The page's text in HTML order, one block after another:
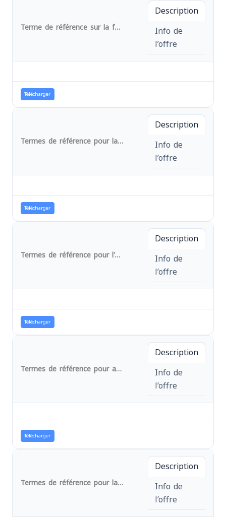
Terme de référence sur la fourniture des matériels et équipements d'une structure médicale CH. Réf. N° 029/URG/AA/MEDEOR/AFPDE/2024
Description
Info de
l’offre
Télécharger
Termes de référence pour la fourniture des fiches sanitaires pour les structures des zones de santé de Lemera et Ruzizi au Sud-Kivu en RDC. Projet : " 6100186 BMZ-ÜH" . Réf. N° 036/RES/BMZ/MEDEOR/AFPDE/2024
Description
Info de
l’offre
Télécharger
Termes de référence pour l'acquisition d'un moulin et une décortiqueuse pour la transformation des produits agricoles dans le projet : " 6100186 BMZ-ÜH ". Réf. N° 032/RES/BMZ/MEDEOR/AFPDE/2024
Description
Info de
l’offre
Télécharger
Termes de référence pour achat de cinqs motos tout terrain avec accessoires pour protection pour le projet d'urgence 6100184 en province du Sud-Kivu, RD Congo. " Réf.: N° 034/URG/AA/MEDEOR/AFPDE/2024
Description
Info de
l’offre
Télécharger
Termes de référence pour la fourniture des matériels et équipements des bureaux du bâtiment siège administratif de AFPDE.
Description
Info de
l’offre